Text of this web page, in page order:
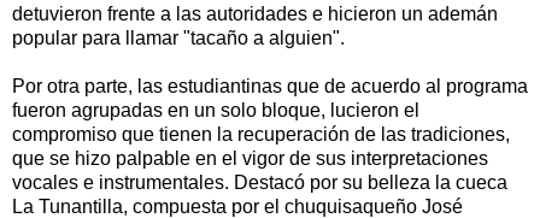
detuvieron frente a las autoridades e hicieron un ademán
popular para llamar "tacaño a alguien".
Por otra parte, las estudiantinas que de acuerdo al programa
fueron agrupadas en un solo bloque, lucieron el
compromiso que tienen la recuperación de las tradiciones,
que se hizo palpable en el vigor de sus interpretaciones
vocales e instrumentales. Destacó por su belleza la cueca
La Tunantilla, compuesta por el chuquisaqueño José